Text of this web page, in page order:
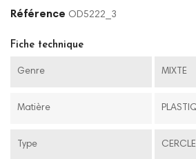
Référence OD5222_3
Fiche technique
Genre MIXTE
Matière
Type